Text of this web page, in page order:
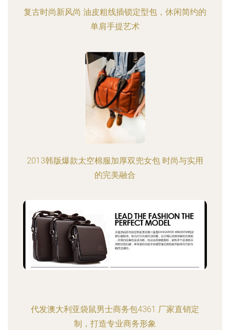
复古时尚新风尚 油皮粗线插锁定型包，休闲简约的
单肩手提艺术
2013韩版爆款太空棉服加厚双兜女包 时尚与实用
的完美融合
代发澳大利亚袋鼠男士商务包4361 厂家直销定
制，打造专业商务形象